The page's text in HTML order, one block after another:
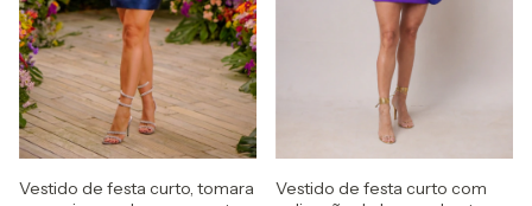
Vestido de festa curto, tomara
Vestido de festa curto com